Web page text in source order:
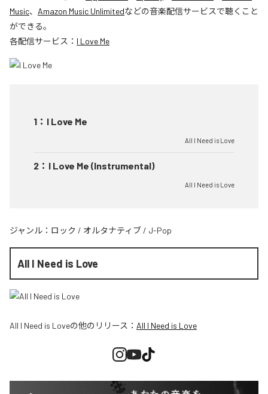
Music、 Amazon Music Unlimitedなどの音楽配信サービスで聴くこと
ができる。
各配信サービス： I Love Me
1 ： I Love Me
All I Need is Love
2 ： I Love Me (Instrumental)
All I Need is Love
ジャンル： ロック / オルタナティブ / J-Pop
All I Need is Love
All I Need is Loveの他のリリース： All I Need is Love